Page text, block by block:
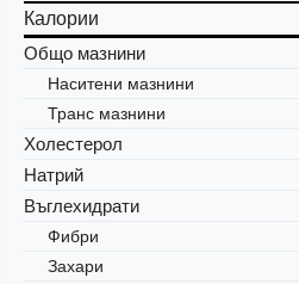
Калории
Общо мазнини
Наситени мазнини
Транс мазнини
Холестерол
Натрий
Въглехидрати
Фибри
Захари